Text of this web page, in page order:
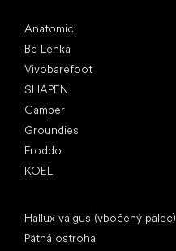
Anatomic
Be Lenka
Vivobarefoot
SHAPEN
Camper
Groundies
Froddo
KOEL
Hallux valgus (vbočený palec)
Pätná ostroha